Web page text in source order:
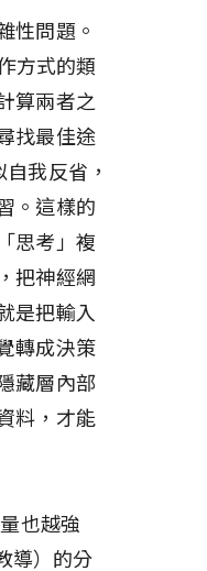
性問題。
方式的類
算兩者之
找最佳途
我反省，
。這樣的
思考」複
把神經網
是把輸入
轉成決策
藏層內部
料，才能
也越強
導）的分